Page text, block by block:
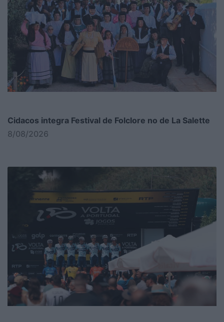
Cidacos integra Festival de Folclore no de La Salette
8/08/2026